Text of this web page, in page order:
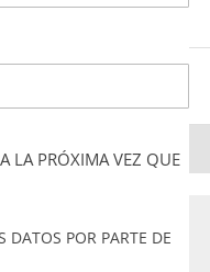
LA PRÓXIMA VEZ QUE
DATOS POR PARTE DE